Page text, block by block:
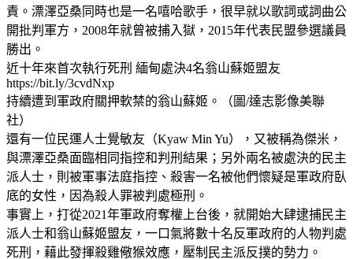
責。漂澤亞桑同時也是一名嘻哈歌手，很早就以歌詞或詞曲公
開批判軍方，2008年就曾被捕入獄，2015年代表民盟參選議員
勝出。
近十年來首次執行死刑 緬甸處決4名翁山蘇姬盟友
https://bit.ly/3cvdNxp
持續遭到軍政府關押軟禁的翁山蘇姬。（圖/達志影像美聯
社）
還有一位民運人士覺敏友（Kyaw Min Yu），又被稱為傑米，
與漂澤亞桑面臨相同指控和判刑結果；另外兩名被處決的民主
派人士，則被軍事法庭指控、殺害一名被他們懷疑是軍政府臥
底的女性，因為殺人罪被判處極刑。
事實上，打從2021年軍政府奪權上台後，就開始大肆逮捕民主
派人士和翁山蘇姬盟友，一口氣將數十名反軍政府的人物判處
死刑，藉此發揮殺雞儆猴效應，壓制民主派反撲的勢力。